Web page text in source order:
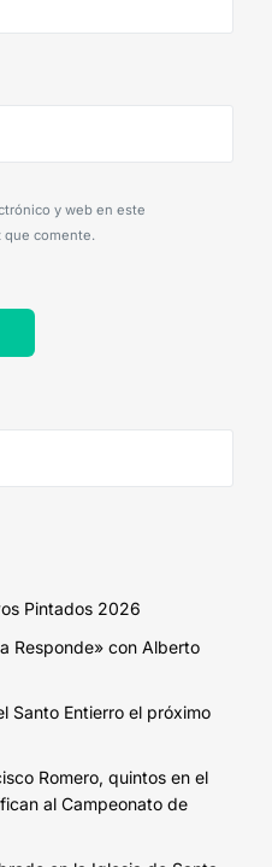
y web en este
que comente.
Pintados 2026
Responde» con Alberto
Santo Entierro el próximo
Romero, quintos en el
al Campeonato de